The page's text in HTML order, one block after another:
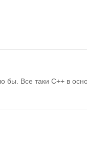
бы. Все таки С++ в